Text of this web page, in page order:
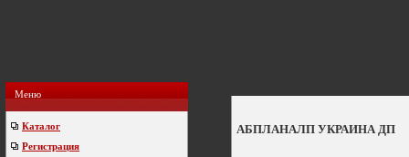
Меню
Каталог
Регистрация
АБПЛАНАЛП УКРАИНА ДП